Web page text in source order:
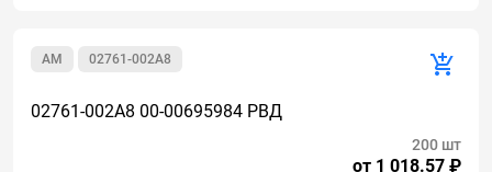
02761-002A8
AM
02761-002A8 00-00695984 РВД
от 1 018.57 ₽
200 шт